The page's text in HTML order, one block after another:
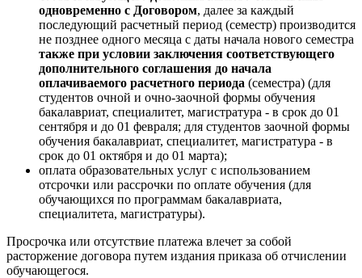
одновременно с Договором, далее за каждый
последующий расчетный период (семестр) производится
не позднее одного месяца с даты начала нового семестра
также при условии заключения соответствующего
дополнительного соглашения до начала
оплачиваемого расчетного периода (семестра) (для
студентов очной и очно-заочной формы обучения
бакалавриат, специалитет, магистратура - в срок до 01
сентября и до 01 февраля; для студентов заочной формы
обучения бакалавриат, специалитет, магистратура - в
срок до 01 октября и до 01 марта);
оплата образовательных услуг с использованием
отсрочки или рассрочки по оплате обучения (для
обучающихся по программам бакалавриата,
специалитета, магистратуры).
Просрочка или отсутствие платежа влечет за собой
расторжение договора путем издания приказа об отчислении
обучающегося.